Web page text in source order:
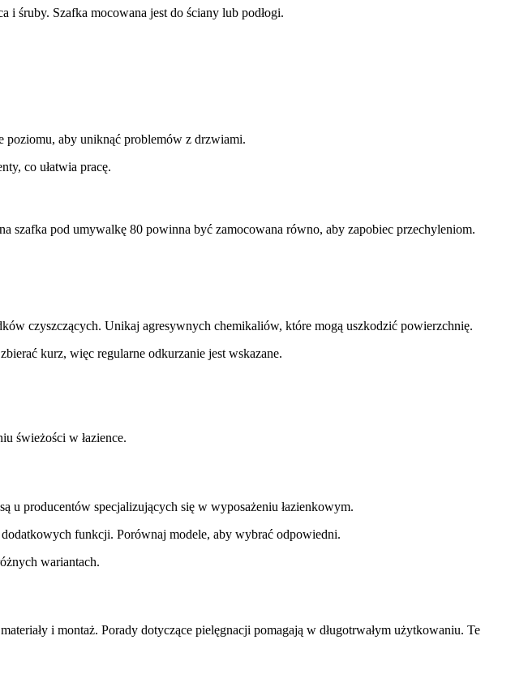
śruby. Szafka mocowana jest do ściany lub podłogi.
poziomu, aby uniknąć problemów z drzwiami.
co ułatwia pracę.
szafka pod umywalkę 80 powinna być zamocowana równo, aby zapobiec przechyleniom.
czyszczących. Unikaj agresywnych chemikaliów, które mogą uszkodzić powierzchnię.
kurz, więc regularne odkurzanie jest wskazane.
świeżości w łazience.
u producentów specjalizujących się w wyposażeniu łazienkowym.
funkcji. Porównaj modele, aby wybrać odpowiedni.
wariantach.
i montaż. Porady dotyczące pielęgnacji pomagają w długotrwałym użytkowaniu. Te